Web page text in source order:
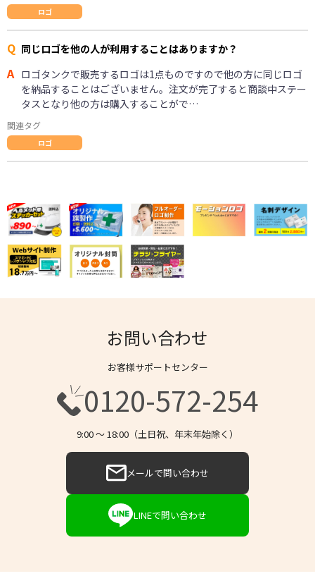
ロゴ
Q 同じロゴを他の人が利用することはありますか？
A ロゴタンクで販売するロゴは1点ものですので他の方に同じロゴ
を納品することはございません。注文が完了すると商談中ステー
タスとなり他の方は購入することがで…
関連タグ
ロゴ
お問い合わせ
お客様サポートセンター
0120-572-254
9:00 〜 18:00（土日祝、年末年始除く）
メールで問い合わせ
LINEで問い合わせ